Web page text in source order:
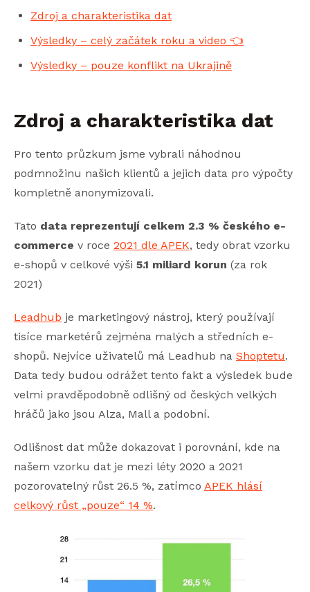
Zdroj a charakteristika dat
Výsledky – celý začátek roku a video 👈
Výsledky – pouze konflikt na Ukrajině
Zdroj a charakteristika dat
Pro tento průzkum jsme vybrali náhodnou
podmnožinu našich klientů a jejich data pro výpočty
kompletně anonymizovali.
Tato data reprezentují celkem 2.3 % českého e-
commerce v roce 2021 dle APEK, tedy obrat vzorku
e-shopů v celkové výši 5.1 miliard korun (za rok
2021)
Leadhub je marketingový nástroj, který používají
tisíce marketérů zejména malých a středních e-
shopů. Nejvíce uživatelů má Leadhub na Shoptetu.
Data tedy budou odrážet tento fakt a výsledek bude
velmi pravděpodobně odlišný od českých velkých
hráčů jako jsou Alza, Mall a podobní.
Odlišnost dat může dokazovat i porovnání, kde na
našem vzorku dat je mezi léty 2020 a 2021
pozorovatelný růst 26.5 %, zatímco APEK hlásí
celkový růst „pouze“ 14 %.